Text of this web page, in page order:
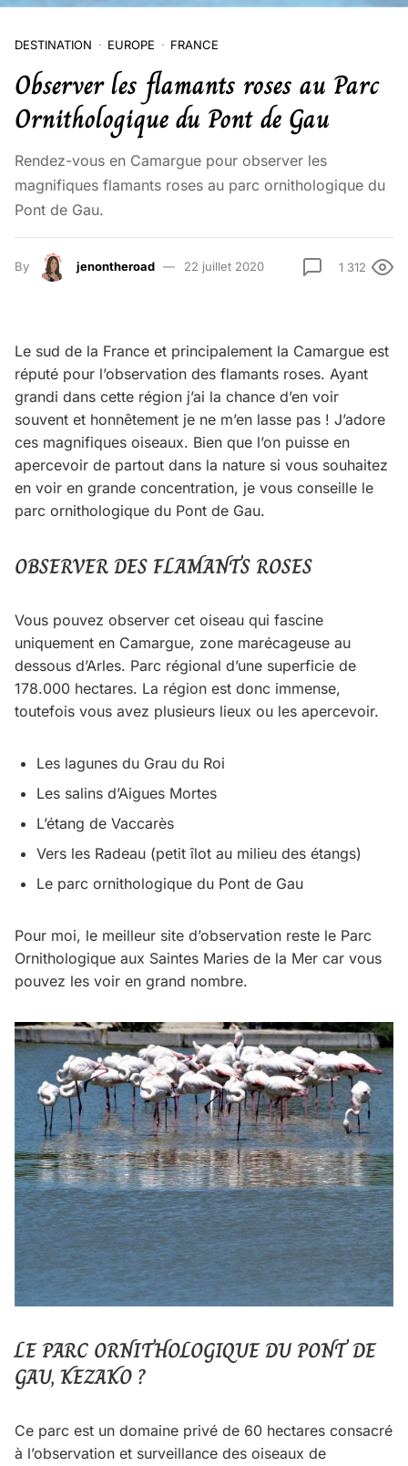
DESTINATION EUROPE FRANCE
Observer les flamants roses au Parc
Ornithologique du Pont de Gau
Rendez-vous en Camargue pour observer les
magnifiques flamants roses au parc ornithologique du
Pont de Gau.
By jenontheroad 22 juillet 2020 1 312
Le sud de la France et principalement la Camargue est
réputé pour l’observation des flamants roses. Ayant
grandi dans cette région j’ai la chance d’en voir
souvent et honnêtement je ne m’en lasse pas ! J’adore
ces magnifiques oiseaux. Bien que l’on puisse en
apercevoir de partout dans la nature si vous souhaitez
en voir en grande concentration, je vous conseille le
parc ornithologique du Pont de Gau.
OBSERVER DES FLAMANTS ROSES
Vous pouvez observer cet oiseau qui fascine
uniquement en Camargue, zone marécageuse au
dessous d’Arles. Parc régional d’une superficie de
178.000 hectares. La région est donc immense,
toutefois vous avez plusieurs lieux ou les apercevoir.
Les lagunes du Grau du Roi
Les salins d’Aigues Mortes
L’étang de Vaccarès
Vers les Radeau (petit îlot au milieu des étangs)
Le parc ornithologique du Pont de Gau
Pour moi, le meilleur site d’observation reste le Parc
Ornithologique aux Saintes Maries de la Mer car vous
pouvez les voir en grand nombre.
LE PARC ORNITHOLOGIQUE DU PONT DE
GAU, KEZAKO ?
Ce parc est un domaine privé de 60 hectares consacré
à l’observation et surveillance des oiseaux de